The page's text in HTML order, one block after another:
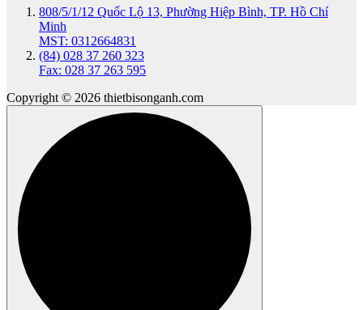
808/5/1/12 Quốc Lộ 13, Phường Hiệp Bình, TP. Hồ Chí
Minh
MST: 0312664831
(84) 028 37 260 323
Fax: 028 37 263 595
Copyright © 2026 thietbisonganh.com